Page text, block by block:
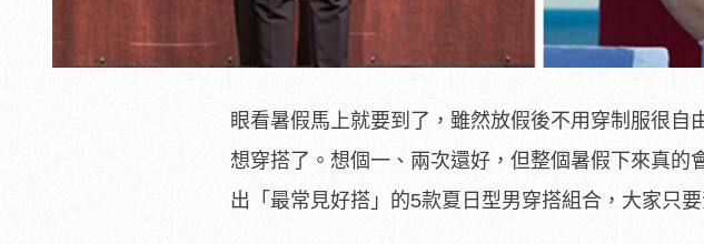
眼看暑假馬上就要到了，雖然放假後不用穿制服很
想穿搭了。想個一、兩次還好，但整個暑假下來真的
出「最常見好搭」的5款夏日型男穿搭組合，大家只